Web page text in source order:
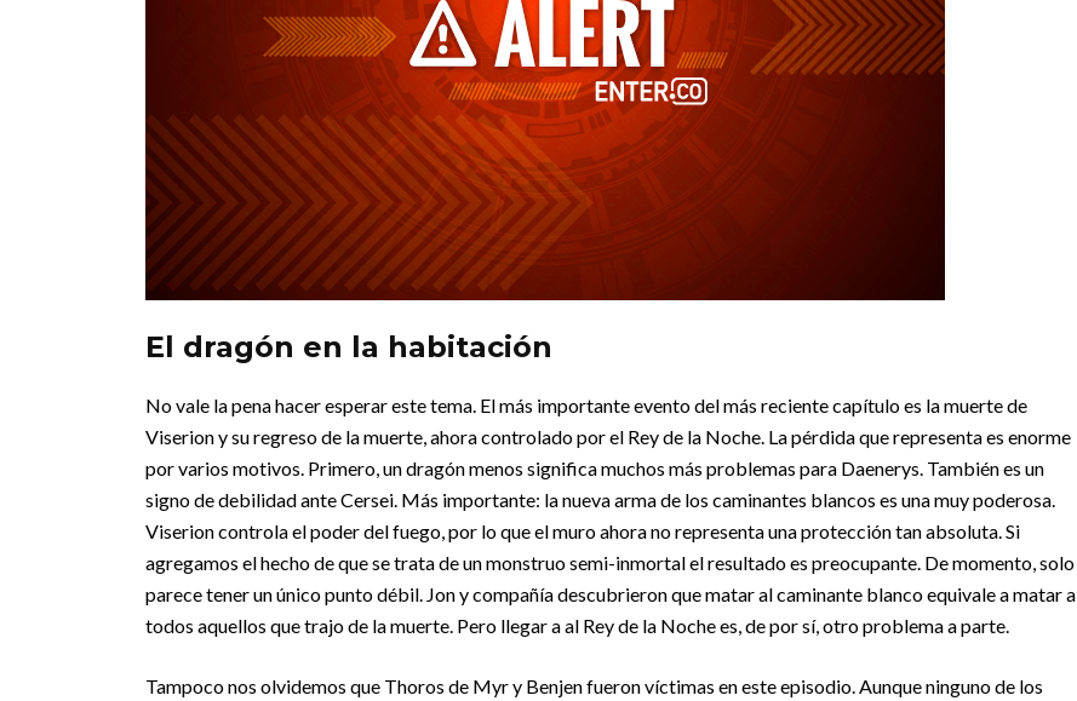
El dragón en la habitación
No vale la pena hacer esperar este tema. El más importante evento del más reciente capítulo es la muerte de
Viserion y su regreso de la muerte, ahora controlado por el Rey de la Noche. La pérdida que representa es enorme
por varios motivos. Primero, un dragón menos significa muchos más problemas para Daenerys. También es un
signo de debilidad ante Cersei. Más importante: la nueva arma de los caminantes blancos es una muy poderosa.
Viserion controla el poder del fuego, por lo que el muro ahora no representa una protección tan absoluta. Si
agregamos el hecho de que se trata de un monstruo semi-inmortal el resultado es preocupante. De momento, solo
parece tener un único punto débil. Jon y compañía descubrieron que matar al caminante blanco equivale a matar a
todos aquellos que trajo de la muerte. Pero llegar a al Rey de la Noche es, de por sí, otro problema a parte.
Tampoco nos olvidemos que Thoros de Myr y Benjen fueron víctimas en este episodio. Aunque ninguno de los